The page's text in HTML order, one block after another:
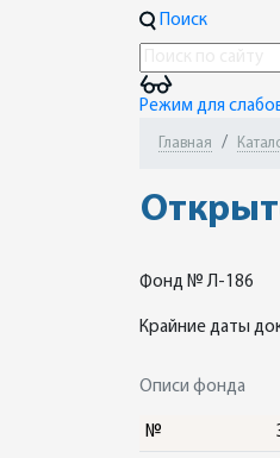
Поиск
Режим для
Главная
Фонд № Л-186
Крайние даты
Описи фонда
№